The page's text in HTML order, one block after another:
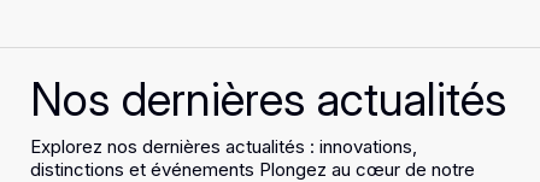
Nos dernières actualités
Explorez nos dernières actualités : innovations,
distinctions et événements Plongez au cœur de notre